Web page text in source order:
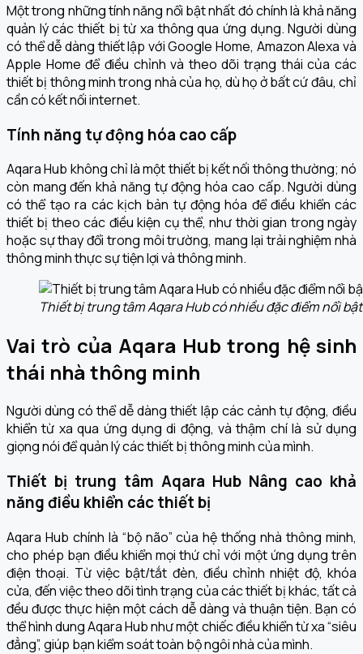
Một trong những tính năng nổi bật nhất đó chính là khả năng
quản lý các thiết bị từ xa thông qua ứng dụng. Người dùng
có thể dễ dàng thiết lập với Google Home, Amazon Alexa và
Apple Home để điều chỉnh và theo dõi trạng thái của các
thiết bị thông minh trong nhà của họ, dù họ ở bất cứ đâu, chỉ
cần có kết nối internet.
Tính năng tự động hóa cao cấp
Aqara Hub không chỉ là một thiết bị kết nối thông thường; nó
còn mang đến khả năng tự động hóa cao cấp. Người dùng
có thể tạo ra các kịch bản tự động hóa để điều khiển các
thiết bị theo các điều kiện cụ thể, như thời gian trong ngày
hoặc sự thay đổi trong môi trường, mang lại trải nghiệm nhà
thông minh thực sự tiện lợi và thông minh.
Thiết bị trung tâm Aqara Hub có nhiều đặc điểm nổi bật
Vai trò của Aqara Hub trong hệ sinh
thái nhà thông minh
Người dùng có thể dễ dàng thiết lập các cảnh tự động, điều
khiển từ xa qua ứng dụng di động, và thậm chí là sử dụng
giọng nói để quản lý các thiết bị thông minh của mình.
Thiết bị trung tâm Aqara Hub Nâng cao khả
năng điều khiển các thiết bị
Aqara Hub chính là “bộ não” của hệ thống nhà thông minh,
cho phép bạn điều khiển mọi thứ chỉ với một ứng dụng trên
điện thoại. Từ việc bật/tắt đèn, điều chỉnh nhiệt độ, khóa
cửa, đến việc theo dõi tình trạng của các thiết bị khác, tất cả
đều được thực hiện một cách dễ dàng và thuận tiện. Bạn có
thể hình dung Aqara Hub như một chiếc điều khiển từ xa “siêu
đẳng”, giúp bạn kiểm soát toàn bộ ngôi nhà của mình.